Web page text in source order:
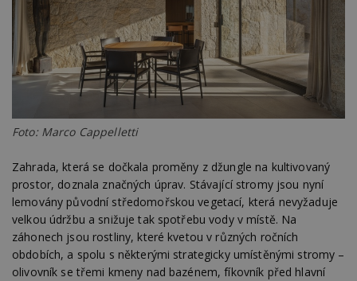
Foto: Marco Cappelletti
Zahrada, která se dočkala proměny z džungle na kultivovaný
prostor, doznala značných úprav. Stávající stromy jsou nyní
lemovány původní středomořskou vegetací, která nevyžaduje
velkou údržbu a snižuje tak spotřebu vody v místě. Na
záhonech jsou rostliny, které kvetou v různých ročních
obdobích, a spolu s některými strategicky umístěnými stromy –
olivovník se třemi kmeny nad bazénem, fíkovník před hlavní